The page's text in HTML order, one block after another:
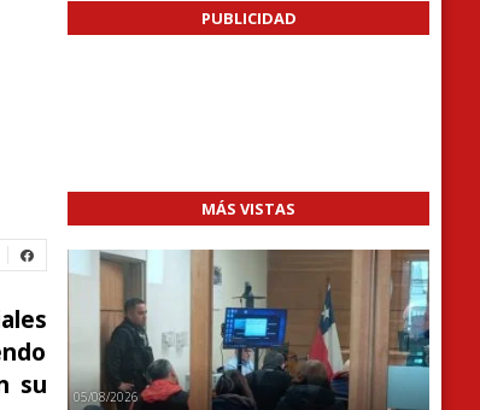
su
PUBLICIDAD
MÁS VISTAS
05/08/2026